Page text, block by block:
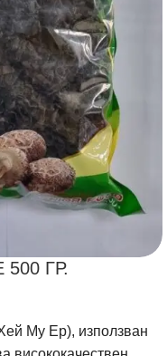
ГР.
Му Ер), използван